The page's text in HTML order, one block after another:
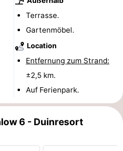
Terrasse.
Gartenmöbel.
Location
Entfernung zum Strand:
±2,5 km.
Auf Ferienpark.
6 - Duinresort